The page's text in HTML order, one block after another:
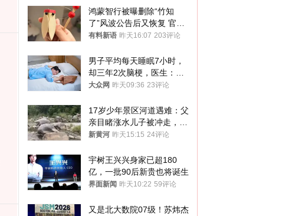
鸿蒙智行被曝删除“竹知
了”风波公告后又恢复 官媒
曾力挺：劝华为要大度的，
有料新语 昨天16:07 203评论
男子平均每天睡眠7小时，
却三年2次脑梗，医生：这
样睡觉更伤身
大众网 昨天09:36 23评论
17岁少年景区河道遇难：父
亲目睹涨水儿子被冲走，当
地排除上游泄洪，家属盼厘
新黄河 昨天15:15 24评论
宇树王兴兴身家已超180
亿，一批90后新贵也将诞生
界面新闻 昨天10:22 59评论
又是北大数院07级！苏炜杰